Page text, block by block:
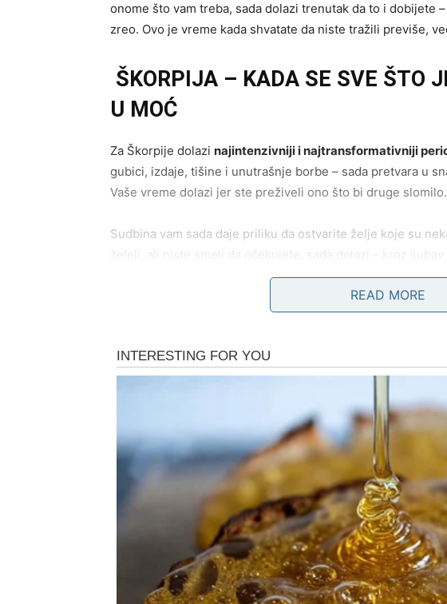
onome što vam treba, sada dolazi trenutak da to i dobijete
zreo. Ovo je vreme kada shvatate da niste tražili previše,
ŠKORPIJA – KADA SE SVE ŠTO
U MOĆ
Za Škorpije dolazi najintenzivniji i najtransformativniji
gubici, izdaje, tišine i unutrašnje borbe – sada pretvara u
Vaše vreme dolazi jer ste preživeli ono što bi druge slomilo.
Sudbina vam sada daje priliku da ostvarite želje koje su
želeli, ali niste smeli da očekujete, sada dolazi – kroz
Na emotivnom planu, Škorpije ulaze u fazu istine: ili se
osoba koja vas vidi onakvima kakvi zaista jeste. Strast,
Najveća želja Škorpija u ovom periodu ispunjava se onda
Sve što ste izgubili, zapravo vas je dovelo ovde – na prag
BLIZANCI – KADA SE SVE
Za Blizance dolazi vreme u kojem se život ubrzava, ali u
konfuzno, nejasno i rasuto sada počinje da dobija smisao.
i odluke koje donosite – sve ima svrhu.
Vaše želje sada dobijaju oblik.
READ MORE